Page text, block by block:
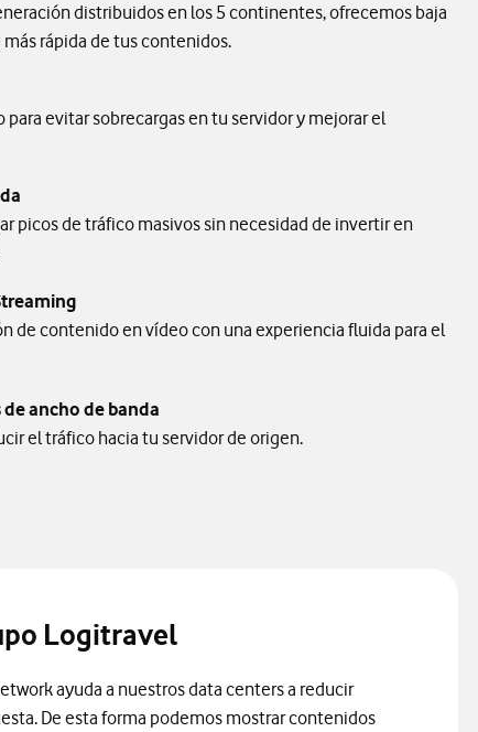
distribuidos en los 5 continentes, ofrecemos baja
rápida de tus contenidos.
evitar sobrecargas en tu servidor y mejorar el
picos de tráfico masivos sin necesidad de invertir en
de contenido en vídeo con una experiencia fluida para el
ancho de banda
el tráfico hacia tu servidor de origen.
Logitravel
ayuda a nuestros data centers a reducir
De esta forma podemos mostrar contenidos